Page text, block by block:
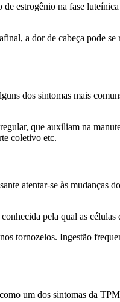
estrogênio na fase
a dor de cabeça pode
dos sintomas mais
que auxiliam na
coletivo etc.
atentar-se às
pela qual as
tornozelos. Ingestão
um dos sintomas da